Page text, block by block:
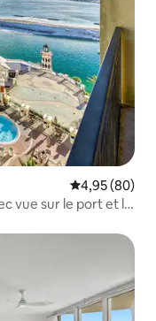
Évaluation
4,95 (80)
vue sur le port et le